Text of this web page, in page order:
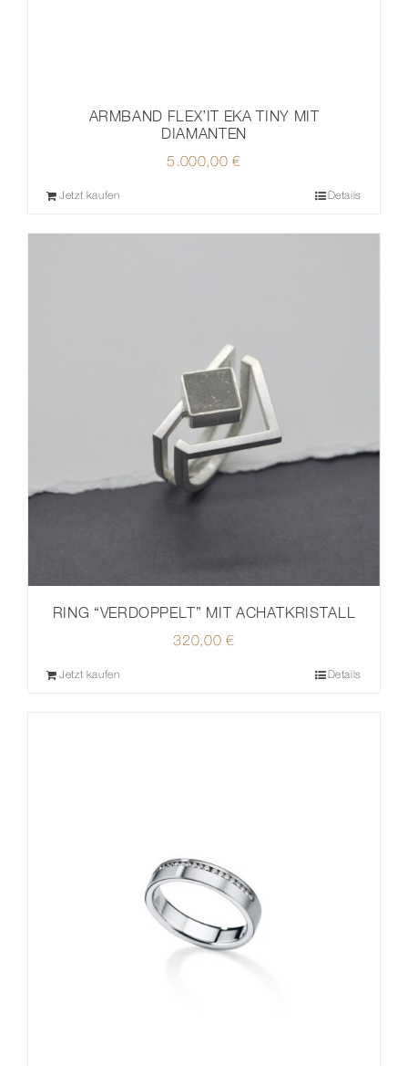
ARMBAND FLEX’IT EKA TINY MIT
DIAMANTEN
5.000,00€
Jetzt kaufen Details
RING “VERDOPPELT” MIT ACHATKRISTALL
320,00 €
Jetzt kaufen Details